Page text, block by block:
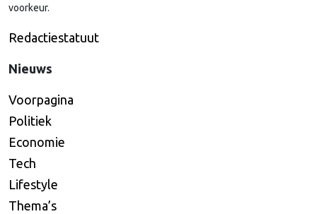
voorkeur.
Redactiestatuut
Nieuws
Voorpagina
Politiek
Economie
Tech
Lifestyle
Thema’s